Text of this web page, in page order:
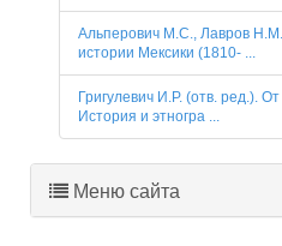
Альперович М.С., Лавров
истории Мексики (1810- ...
Григулевич И.Р. (отв. ред.).
История и этногра ...
Меню сайта